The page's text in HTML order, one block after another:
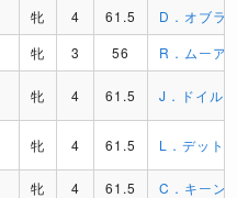
牝 4 61.5
D．オブラ
牝 3 56 R．ムーア
牝 4 61.5 J．ドイル
牝 4 61.5 L．デット
牝 4 61.5
C．キーン